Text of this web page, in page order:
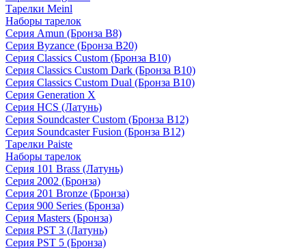
Тарелки Meinl
Наборы тарелок
Серия Amun (Бронза B8)
Серия Byzance (Бронза B20)
Серия Classics Custom (Бронза B10)
Серия Classics Custom Dark (Бронза B10)
Серия Classics Custom Dual (Бронза B10)
Серия Generation X
Серия HCS (Латунь)
Серия Soundcaster Custom (Бронза B12)
Серия Soundcaster Fusion (Бронза B12)
Тарелки Paiste
Наборы тарелок
Серия 101 Brass (Латунь)
Серия 2002 (Бронза)
Серия 201 Bronze (Бронза)
Серия 900 Series (Бронза)
Серия Masters (Бронза)
Серия PST 3 (Латунь)
Серия PST 5 (Бронза)